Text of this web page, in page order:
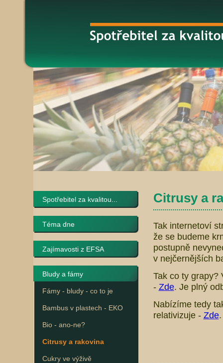
Spotřebitel za kvalitou...
Téma dne
Zajímavosti z EFSA
Bludy a fámy
Fámy - bludy - co to je
Bambus v plastech - EKO
Bio - ano-ne?
Citrusy a rakovina
Cukry ve výživě
Citrusy a
Tak internetoví
že se budeme
postupně
v nejčernějších
Tak co ty grapy?
- Zde. Je plný
Nabízíme tedy
relativizuje - Zde.